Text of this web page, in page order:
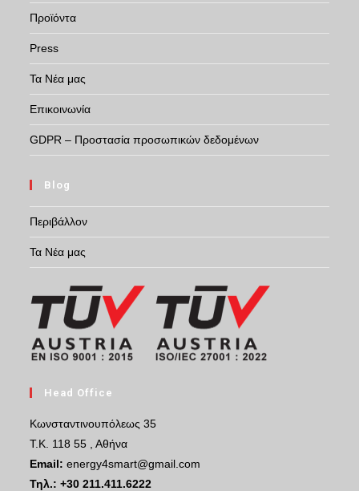
Προϊόντα
Press
Τα Νέα μας
Επικοινωνία
GDPR – Προστασία προσωπικών δεδομένων
Blog
Περιβάλλον
Τα Νέα μας
Head Office
Κωνσταντινουπόλεως 35
Τ.Κ. 118 55 , Αθήνα
Email: energy4smart@gmail.com
Τηλ.: +30 211.411.6222